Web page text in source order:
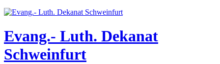
Evang.- Luth. Dekanat
Schweinfurt